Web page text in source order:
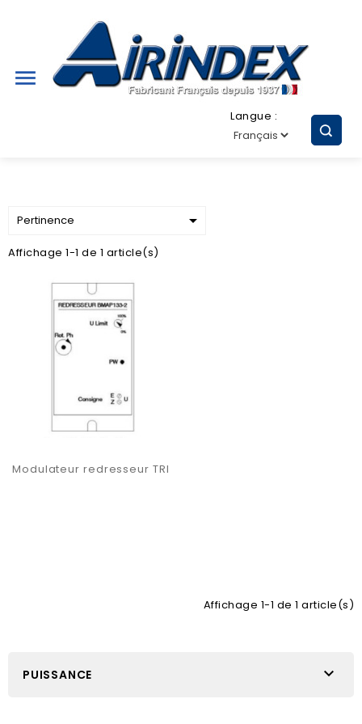

Langue :
Pertinence 
Affichage 1-1 de 1 article(s)
Modulateur redresseur TRI
Affichage 1-1 de 1 article(s)
PUISSANCE 